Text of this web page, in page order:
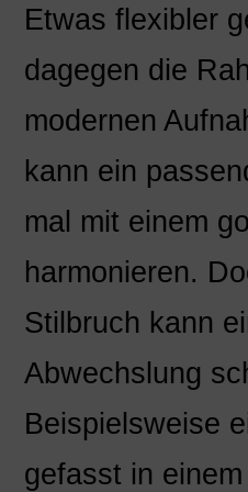
Etwas flexibler
dagegen die
modernen
kann ein
mal mit einem
harmonieren.
Stilbruch kann
Abwechslung
Beispielsweise
gefasst in